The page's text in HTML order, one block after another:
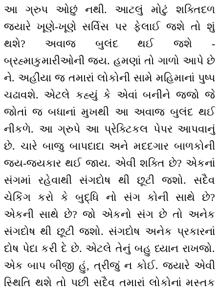
આ ગ્રુપ ઓછું નથી. આટલું મોટું શક્તિદળ
જ્યારે ખૂણે-ખૂણે સર્વિસ પર ફેલાઈ જશે તો શું
થશે? અવાજ બુલંદ થઈ જશે -
બ્રહ્માકુમારીઓની જય. હમણાં તો ગાળો આપે છે
ને. અહીંયા જ તમારાં લોકોની સામે મહિમાનાં પુષ્પ
ચઢાવશે. એટલે કહ્યું કે એવાં બનીને જજો જે
જોતાં જ બધાનાં મુખથી આ અવાજ બુલંદ થઈ
નીકળે. આ ગ્રુપે આ પ્રેક્ટિકલ પેપર આપવાનું
છે. ચારે બાજુ બાપદાદા અને મદદગાર બાળકોની
જય-જયકાર થઈ જાય. એવી શક્તિ છે? એકનાં
સંગમાં રહેવાથી સંગદોષ થી છૂટી જશો. સદૈવ
ચેકિંગ કરો કે બુદ્ધિ નો સંગ કોની સાથે છે?
એકની સાથે છે? જો એકનો સંગ છે તો અનેક
સંગદોષ થી છૂટી જશો. સંગદોષ અનેક પ્રકારનાં
દોષ પેદા કરી દે છે. એટલે તેનું બહુ ધ્યાન રાખજો.
એક બાપ બીજી હું, ત્રીજું ન કોઈ. જ્યારે એવી
સ્થિતિ થશે તો પછી સદૈવ તમારાં લોકોનાં મસ્તક